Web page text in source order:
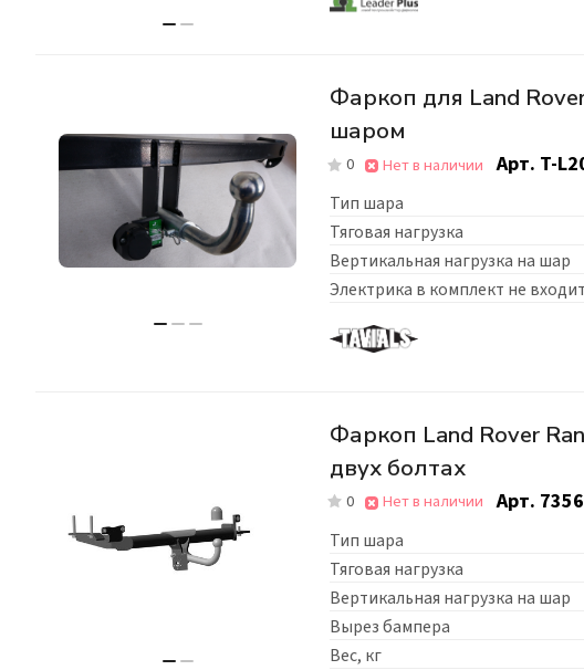
Фаркоп для Land
шаром
0 Нет в наличии Арт. T-
Тип шара
Тяговая нагрузка
Вертикальная нагрузка на шар
Электрика в комплект не входит
Фаркоп Land Rover
двух болтах
0 Нет в наличии Арт.
Тип шара
Тяговая нагрузка
Вертикальная нагрузка на шар
Вырез бампера
Вес, кг